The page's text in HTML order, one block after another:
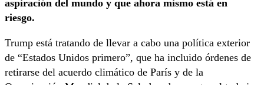
aspiración del mundo y que ahora mismo está en
riesgo.
Trump está tratando de llevar a cabo una política exterior
de “Estados Unidos primero”, que ha incluido órdenes de
retirarse del acuerdo climático de París y de la